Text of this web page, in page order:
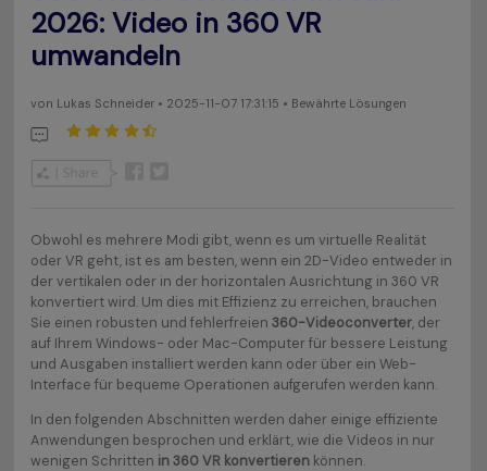
2026: Video in 360 VR
umwandeln
von Lukas Schneider• 2025-11-07 17:31:15 • Bewährte Lösungen
Obwohl es mehrere Modi gibt, wenn es um virtuelle Realität
oder VR geht, ist es am besten, wenn ein 2D-Video entweder in
der vertikalen oder in der horizontalen Ausrichtung in 360 VR
konvertiert wird. Um dies mit Effizienz zu erreichen, brauchen
Sie einen robusten und fehlerfreien 360-Videoconverter, der
auf Ihrem Windows- oder Mac-Computer für bessere Leistung
und Ausgaben installiert werden kann oder über ein Web-
Interface für bequeme Operationen aufgerufen werden kann.
In den folgenden Abschnitten werden daher einige effiziente
Anwendungen besprochen und erklärt, wie die Videos in nur
wenigen Schritten in 360 VR konvertierenkönnen.